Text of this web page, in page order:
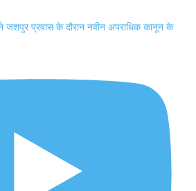
जशपुर प्रवास के दौरान नवीन अपराधिक कानून के